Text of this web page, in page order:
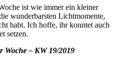
ist wie immer ein kleiner
wunderbarsten Lichtmomente,
habt. Ich hoffe, ihr konntet auch
setzen.
Woche – KW 19/2019